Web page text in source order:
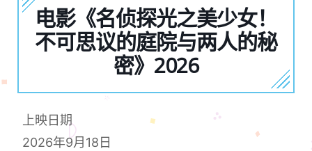
电影《名侦探光之美少女！
不可思议的庭院与两人的秘
密》2026
上映日期
2026年9月18日